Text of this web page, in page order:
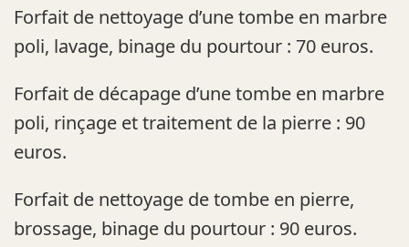
Forfait de nettoyage d’une tombe en marbre
poli, lavage, binage du pourtour : 70 euros.
Forfait de décapage d’une tombe en marbre
poli, rinçage et traitement de la pierre : 90
euros.
Forfait de nettoyage de tombe en pierre,
brossage, binage du pourtour : 90 euros.